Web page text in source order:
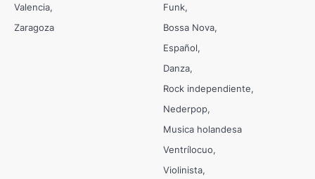
Valencia
Zaragoza
Funk
Bossa Nova
Español
Danza
Rock independiente
Nederpop
Musica holandesa
Ventrílocuo
Violinista